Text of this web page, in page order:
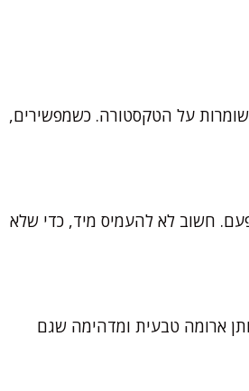
על הטקסטורה. כשמפשירים,
חשוב לא להעמיס מיד, כדי שלא
ארומה טבעית ומדהימה שגם